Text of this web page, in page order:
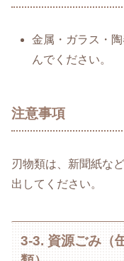
金属・ガラス・
んでください。
注意事項
刃物類は、新聞紙な
出してください。
3-3. 資源ごみ（